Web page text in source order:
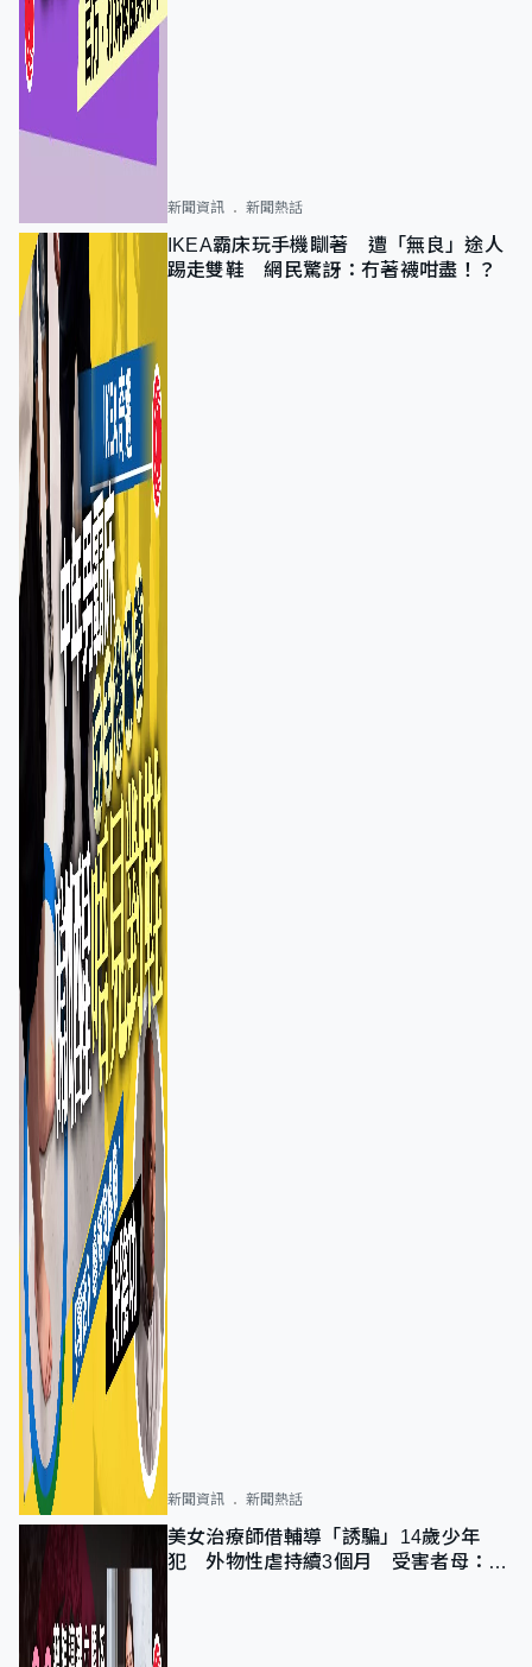
新聞資訊 新聞熱話
IKEA霸床玩手機瞓著 遭「無良」途人
踢走雙鞋 網民驚訝：冇著襪咁盡！？
新聞資訊 新聞熱話
美女治療師借輔導「誘騙」14歲少年
犯 外物性虐持續3個月 受害者母：要